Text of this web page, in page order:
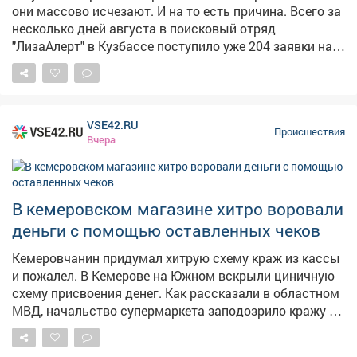
как люди отдыхают на Красном озере .
они массово исчезают. И на то есть причина. Всего за
несколько дней августа в поисковый отряд
"ЛизаАлерт" в Кузбассе поступило уже 204 заявки на
пропавших детей. При этом за весь июль заявок было
148, сообщили сайту VSE42.Ru в отряде. Наблюдается
– За лето дети привыкли находиться в
расслабленном состоянии, у них сбит режим. А чем
ближе к школе, тем чаще домашниеконфликты, и дети
начинают сбегать из дома, чтобы нагуляться, –
сказала представитель отряда. В сентябре, после
начала учебного года, ребята тоже часто сбегают, так
как пытаются "бороться с режимом". Как раз на днях
произошёл показательный случай. Трое подростков
сбежали из дома и отправились в невероятное
путешествие из Новокузнецка в соседний регион. Но
они сбились с пути и оказались в Юрге, где их
поймали росгвардейцы. Родителям после такого
"перформанса" детей грозят последствия: помимо
VSE42.RU
Вчера
Происшествия
В кемеровском магазине хитро воровали
деньги с помощью оставленных чеков
Кемеровчанин придумал хитрую схему краж из кассы
и пожалел. В Кемерове на Южном вскрыли циничную
схему присвоения денег. Как рассказали в областном
МВД, начальство супермаркета заподозрило кражу из
кассы и пожаловалось стражам порядка. Те провели
проверку и разоблачили хитреца. – Кемеровчанин,